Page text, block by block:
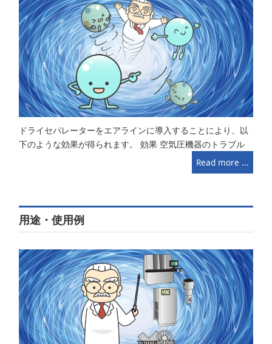
ドライセパレーターをエアラインに導入することにより、以
下のような効果が得られます。 効果 空気圧機器のトラブル
Read more ...
用途・使用例